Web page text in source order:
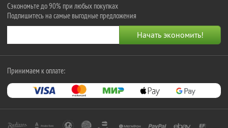
Сэкономьте до 90% при любых покупках
Подпишитесь на самые выгодные предложения
Принимаем к оплате: